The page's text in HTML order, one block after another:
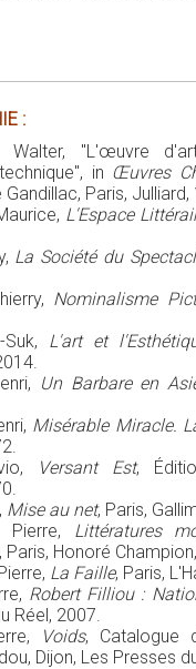
:
Walter, "L'œuvre
in Œuvres
Paris, Julliard,
L'Espace
La Société du
Nominalisme
L'art et
Un Barbare en
Misérable Miracle.
Versant Est,
Mise au net, Paris,
Pierre, Littératures
, Paris, Honoré
La Faille, Paris,
Robert Filliou :
Réel, 2007.
Voids, Catalogue
Dijon, Les Presses